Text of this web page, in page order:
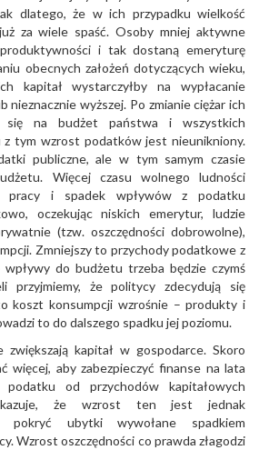
dlatego, że w ich przypadku wielkość
za wiele spaść. Osoby mniej aktywne
i tak dostaną emeryturę
obecnych założeń dotyczących wieku,
kapitał wystarczyłby na wypłacanie
nieznacznie wyższej. Po zmianie ciężar ich
się na budżet państwa i wszystkich
z tym wzrost podatków jest nieunikniony.
publiczne, ale w tym samym czasie
Więcej czasu wolnego ludności
pracy i spadek wpływów z podatku
oczekując niskich emerytur, ludzie
(tzw. oszczędności dobrowolne),
Zmniejszy to przychody podatkowe z
do budżetu trzeba będzie czymś
przyjmiemy, że politycy zdecydują się
koszt konsumpcji wzrośnie – produkty i
to do dalszego spadku jej poziomu.
zwiększają kapitał w gospodarce. Skoro
więcej, aby zabezpieczyć finanse na lata
od przychodów kapitałowych
że wzrost ten jest jednak
pokryć ubytki wywołane spadkiem
Wzrost oszczędności co prawda złagodzi